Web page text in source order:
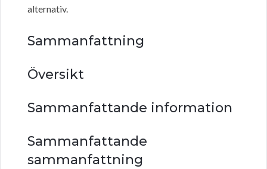
alternativ.
Sammanfattning
Översikt
Sammanfattande information
Sammanfattande
sammanfattning